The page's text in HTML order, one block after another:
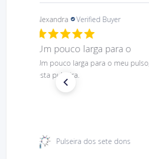
Daniela Verified Buyer
Gostei muito bem linda 😊
Gostei muito bem linda 😊
Santa Rita 49 cm